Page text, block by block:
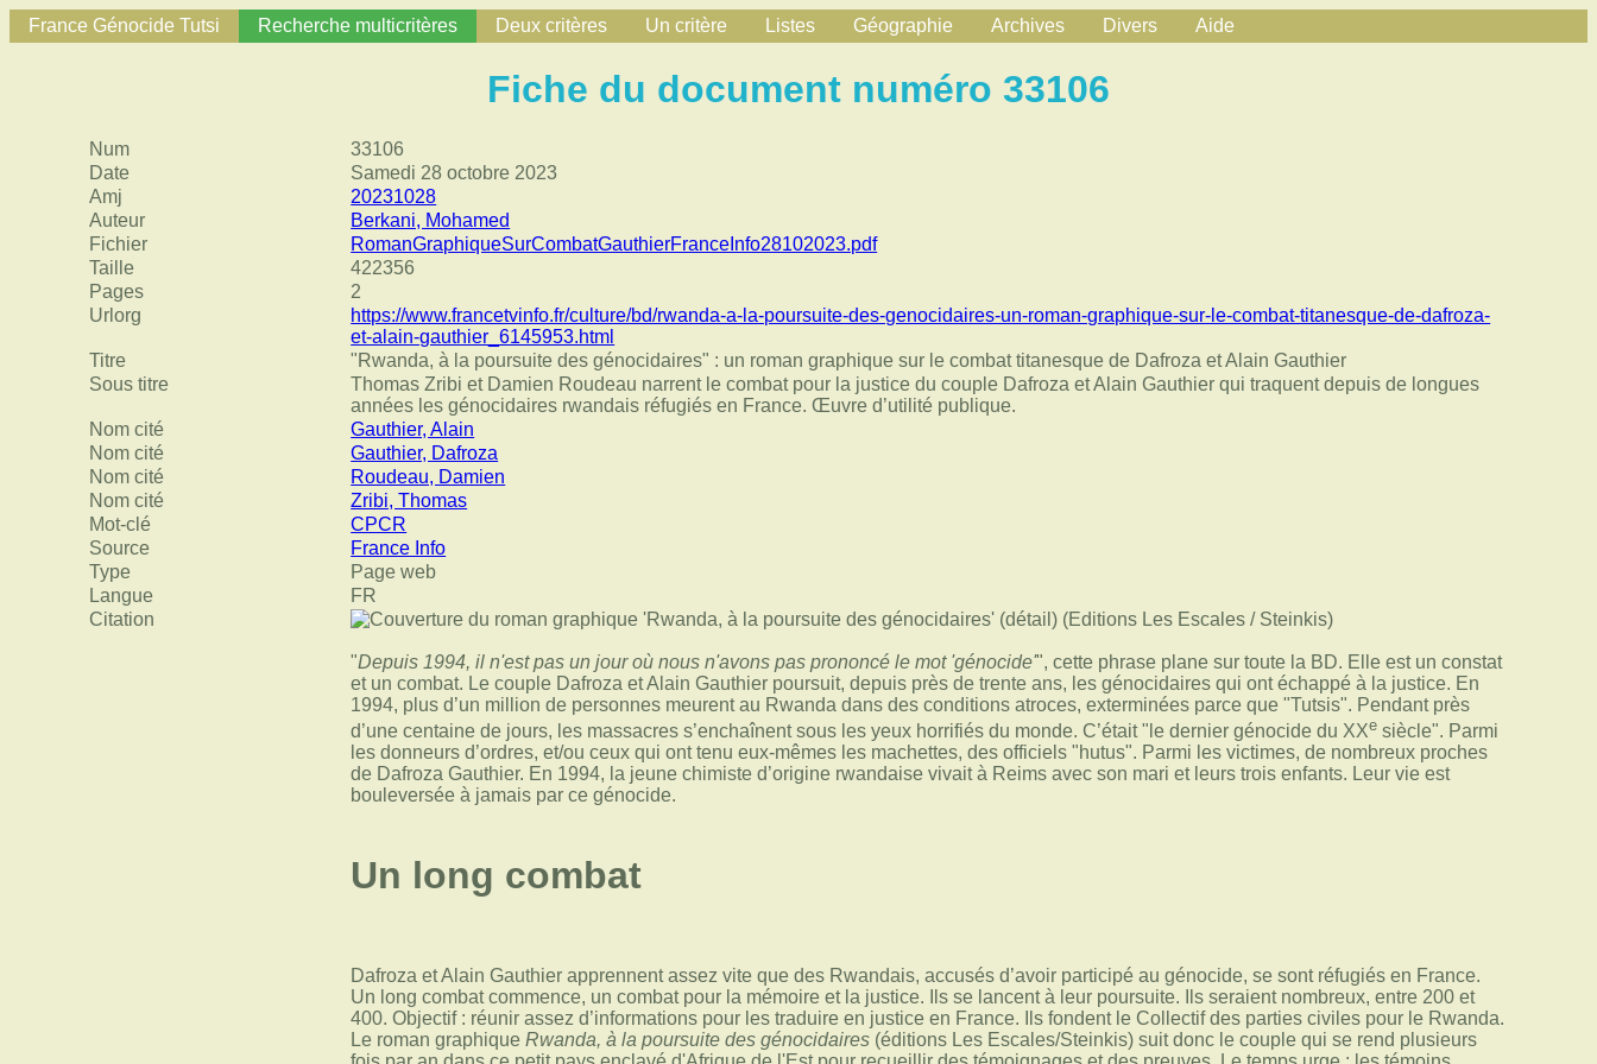
France Génocide Tutsi Recherche multicritères Deux critères Un critère Listes Géographie Archives Divers Aide
Fiche du document numéro 33106
Num
33106
Date
Samedi 28 octobre 2023
Amj
20231028
Auteur
Berkani, Mohamed
Fichier
RomanGraphiqueSurCombatGauthierFranceInfo28102023.pdf
Taille
422356
Pages
2
Urlorg
https://www.francetvinfo.fr/culture/bd/rwanda-a-la-poursuite-des-genocidaires-un-roman-graphique-sur-le-combat-titanesque-de-dafroza-
et-alain-gauthier_6145953.html
Titre
"Rwanda, à la poursuite des génocidaires" : un roman graphique sur le combat titanesque de Dafroza et Alain Gauthier
Sous titre
Thomas Zribi et Damien Roudeau narrent le combat pour la justice du couple Dafroza et Alain Gauthier qui traquent depuis de longues
années les génocidaires rwandais réfugiés en France. Œuvre d’utilité publique.
Nom cité
Gauthier, Alain
Nom cité
Gauthier, Dafroza
Nom cité
Roudeau, Damien
Nom cité
Zribi, Thomas
Mot-clé
CPCR
Source
France Info
Type
Page web
Langue
FR
Citation
"Depuis 1994, il n'est pas un jour où nous n'avons pas prononcé le mot 'génocide'", cette phrase plane sur toute la BD. Elle est un constat
et un combat. Le couple Dafroza et Alain Gauthier poursuit, depuis près de trente ans, les génocidaires qui ont échappé à la justice. En
1994, plus d’un million de personnes meurent au Rwanda dans des conditions atroces, exterminées parce que "Tutsis". Pendant près
d’une centaine de jours, les massacres s’enchaînent sous les yeux horrifiés du monde. C’était "le dernier génocide du XXe siècle". Parmi
les donneurs d’ordres, et/ou ceux qui ont tenu eux-mêmes les machettes, des officiels "hutus". Parmi les victimes, de nombreux proches
de Dafroza Gauthier. En 1994, la jeune chimiste d’origine rwandaise vivait à Reims avec son mari et leurs trois enfants. Leur vie est
bouleversée à jamais par ce génocide.
Un long combat
Dafroza et Alain Gauthier apprennent assez vite que des Rwandais, accusés d’avoir participé au génocide, se sont réfugiés en France.
Un long combat commence, un combat pour la mémoire et la justice. Ils se lancent à leur poursuite. Ils seraient nombreux, entre 200 et
400. Objectif : réunir assez d’informations pour les traduire en justice en France. Ils fondent le Collectif des parties civiles pour le Rwanda.
Le roman graphiqueRwanda, à la poursuite des génocidaires (éditions Les Escales/Steinkis) suit donc le couple qui se rend plusieurs